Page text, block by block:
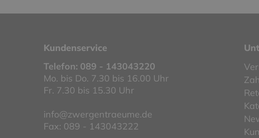
Kundenservice
Telefon: 089 - 143043220
Mo. bis Do. 7.30 bis 16.00 Uhr
Fr. 7.30 bis 15.30 Uhr
info@zwergentraeume.de
Fax: 089 - 143043222